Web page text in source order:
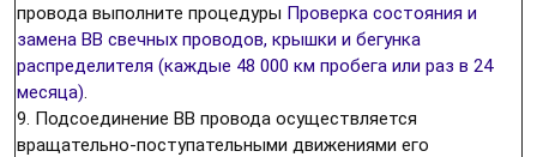
провода выполните процедуры Проверка состояния и
замена ВВ свечных проводов, крышки и бегунка
распределителя (каждые 48 000 км пробега или раз в 24
месяца)
9. Подсоединение ВВ провода осуществляется
вращательно-поступательными движениями его